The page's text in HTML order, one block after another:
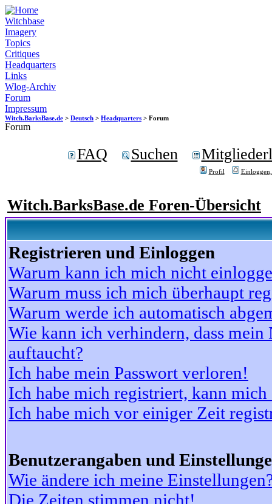
Witchbase
Imagery
Topics
Critiques
Headquarters
Links
Wlog-Archiv
Forum
Impressum
Witch.BarksBase.de > Deutsch > Headquarters > Forum
Forum
FAQ Suchen
Profil
Witch.BarksBase.de Foren-Übersicht
Registrieren und Einloggen
Warum kann ich mich nicht
Warum muss ich mich überhaupt
Warum werde ich automatisch
Wie kann ich verhindern, dass
auftaucht?
Ich habe mein Passwort verloren!
Ich habe mich registriert, kann
Ich habe mich vor einiger Zeit
Benutzerangaben und
Wie ändere ich meine
Die Zeiten stimmen nicht!